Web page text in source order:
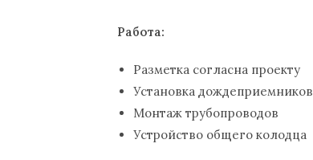
Работа:
Разметка согласна проекту
Установка дождеприемников
Монтаж трубопроводов
Устройство общего колодца